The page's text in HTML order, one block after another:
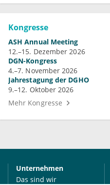
Kongresse
ASH Annual Meeting
12.–15. Dezember 2026
DGN-Kongress
4.–7. November 2026
Jahrestagung der DGHO
9.–12. Oktober 2026
Mehr Kongresse
Unternehmen
Das sind wir